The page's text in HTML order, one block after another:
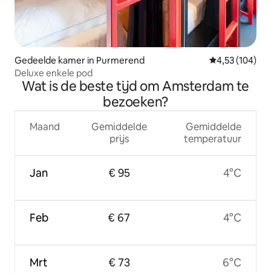
Gedeelde kamer in Purmerend Gemiddelde
4,53 (104)
Deluxe enkele pod
Wat is de beste tijd om Amsterdam te
bezoeken?
Maand
Jan
Feb
Mrt
Gemiddelde
prijs
€ 95
€ 67
€ 73
Gemiddelde
temperatuur
4°C
4°C
6°C